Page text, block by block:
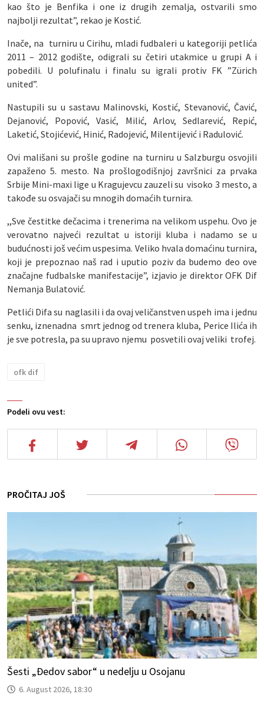
Podeli ovu vest:
kao što je Benfika i one iz drugih zemalja, ostvarili smo
najbolji rezultat”, rekao je Kostić.
Inače, na turniru u Cirihu, mladi fudbaleri u kategoriji petlića
2011 – 2012 godište, odigrali su četiri utakmice u grupi A i
pobedili. U polufinalu i finalu su igrali protiv FK ”Zürich
united”.
Nastupili su u sastavu Malinovski, Kostić, Stevanović, Čavić,
Dejanović, Popović, Vasić, Milić, Arlov, Sedlarević, Repić,
Laketić, Stojićević, Hinić, Radojević, Milentijević i Radulović.
Ovi mališani su prošle godine na turniru u Salzburgu osvojili
zapaženo 5. mesto. Na prošlogodišnjoj završnici za prvaka
Srbije Mini-maxi lige u Kragujevcu zauzeli su visoko 3 mesto, a
takođe su osvajači su mnogih domaćih turnira.
,,Sve čestitke dečacima i trenerima na velikom uspehu. Ovo je
verovatno najveći rezultat u istoriji kluba i nadamo se u
budućnosti još većim uspesima. Veliko hvala domaćinu turnira,
koji je prepoznao naš rad i uputio poziv da budemo deo ove
značajne fudbalske manifestacije”, izjavio je direktor OFK Dif
Nemanja Bulatović.
Petlići Difa su naglasili i da ovaj veličanstven uspeh ima i jednu
senku, iznenadna smrt jednog od trenera kluba, Perice Ilića ih
je sve potresla, pa su upravo njemu posvetili ovaj veliki trofej.
ofk dif
PROČITAJ JOŠ
Šesti „Đedov sabor“ u nedelju u Osojanu
6. August 2026, 18:30